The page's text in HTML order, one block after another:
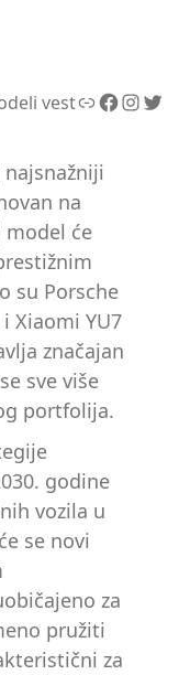
vestLink Facebook InstagramTwitter
na
model će
su Porsche
Xiaomi YU7
značajan
sve više
portfolija.
godine
vozila u
se novi
za
pružiti
za